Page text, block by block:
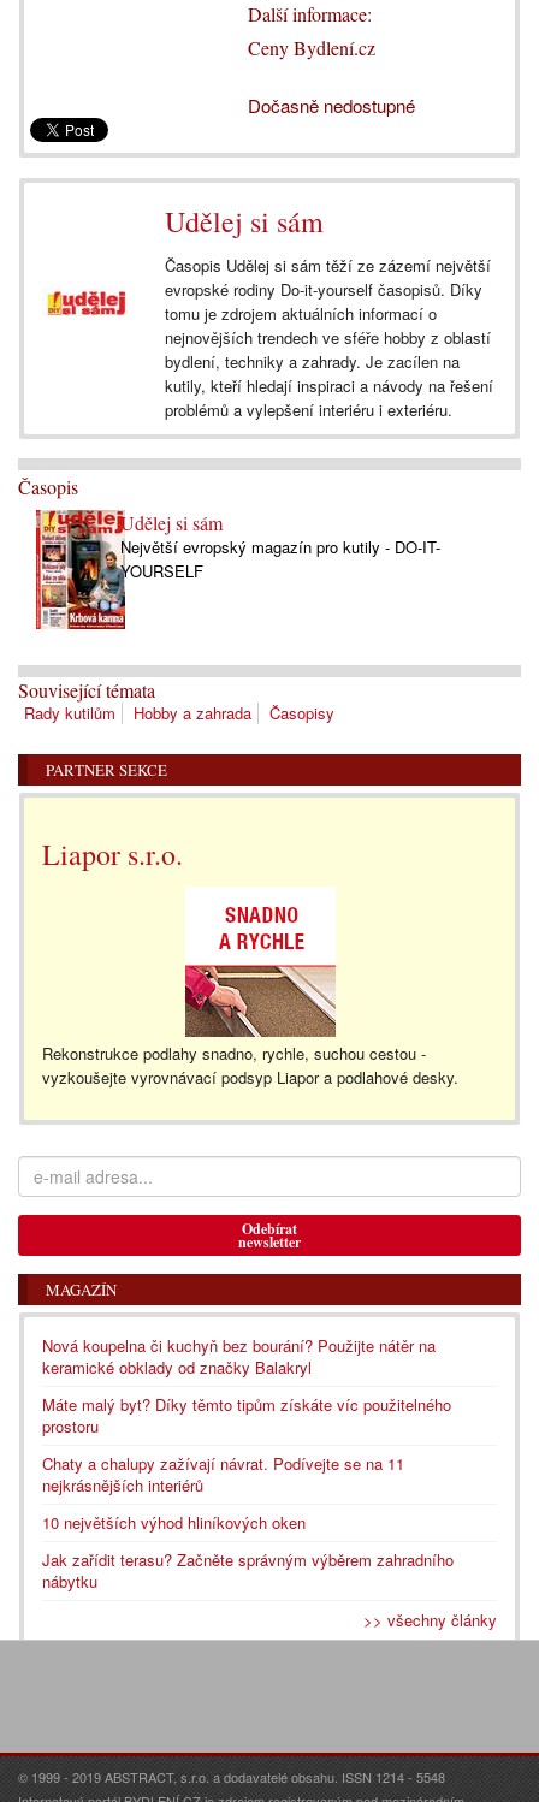
Další informace:
Ceny Bydlení.cz
Dočasně nedostupné
Udělej si sám
Časopis Udělej si sám těží ze zázemí největší
evropské rodiny Do-it-yourself časopisů. Díky
tomu je zdrojem aktuálních informací o
nejnovějších trendech ve sféře hobby z oblastí
bydlení, techniky a zahrady. Je zacílen na
kutily, kteří hledají inspiraci a návody na řešení
problémů a vylepšení interiéru i exteriéru.
Časopis
Udělej si sám
Největší evropský magazín pro kutily - DO-IT-
YOURSELF
Související témata
Rady kutilům Hobby a zahrada Časopisy
PARTNER SEKCE
Liapor s.r.o.
Rekonstrukce podlahy snadno, rychle, suchou cestou -
vyzkoušejte vyrovnávací podsyp Liapor a podlahové desky.
Odebírat
newsletter
MAGAZÍN
Nová koupelna či kuchyň bez bourání? Použijte nátěr na
keramické obklady od značky Balakryl
Máte malý byt? Díky těmto tipům získáte víc použitelného
prostoru
Chaty a chalupy zažívají návrat. Podívejte se na 11
nejkrásnějších interiérů
10 největších výhod hliníkových oken
Jak zařídit terasu? Začněte správným výběrem zahradního
nábytku
>> všechny články
© 1999 - 2019 ABSTRACT, s.r.o. a dodavatelé obsahu. ISSN 1214 - 5548